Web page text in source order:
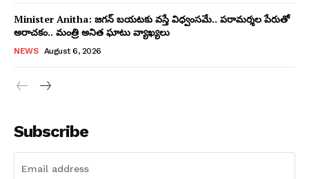
Minister Anitha: జగన్ బయటకు వస్తే విధ్వంసమే.. పరామర్శల పేరుతో
అరాచకం.. మంత్రి అనిత ఘాటు వ్యాఖ్యలు
NEWS August 6, 2026
Subscribe